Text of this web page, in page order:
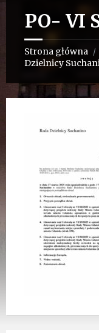
PO- VI
Strona główna /
Dzielnicy